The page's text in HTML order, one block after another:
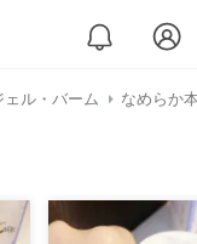
ル・バーム なめらか